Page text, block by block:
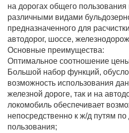
на дорогах общего пользования
различными видами
предназначенного для
автодорог, шоссе,
Основные преимущества:
Оптимальное соотношение
Большой набор функций,
возможность использования
железной дороге, так и на
локомобиль обеспечивает
непосредственно к ж/д путям
пользования;